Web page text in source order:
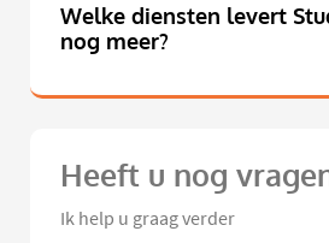
Welke diensten levert
nog meer?
Heeft u nog
Ik help u graag verder